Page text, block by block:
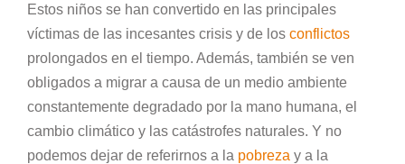
Estos niños se han convertido en las principales
víctimas de las incesantes crisis y de los conflictos
prolongados en el tiempo. Además, también se ven
obligados a migrar a causa de un medio ambiente
constantemente degradado por la mano humana, el
cambio climático y las catástrofes naturales. Y no
podemos dejar de referirnos a la pobreza y a la